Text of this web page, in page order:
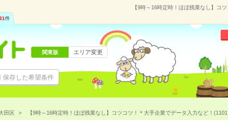
【9時～16時定時！ほぼ残業なし】コ
件
保存した希望条件
関東版 エリア変更
田区 【9時～16時定時！ほぼ残業なし】コツコツ！＊大手企業でデータ入力など！